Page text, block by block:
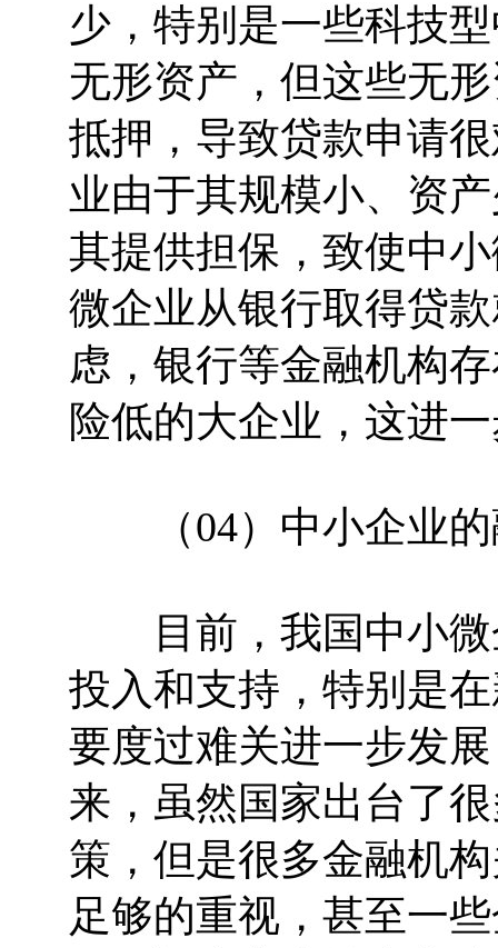
少，特别是一些科技
无形资产，但这些无
抵押，导致贷款申请
业由于其规模小、资
其提供担保，致使中
微企业从银行取得贷
虑，银行等金融机构
险低的大企业，这进
（04）中小企业的
目前，我国中小微
投入和支持，特别是
要度过难关进一步发
来，虽然国家出台了
策，但是很多金融机
足够的重视，甚至一